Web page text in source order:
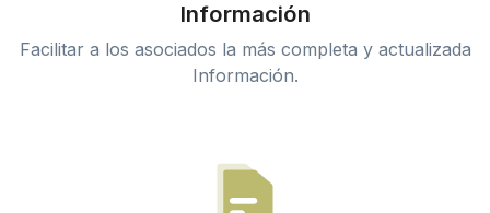
Información
Facilitar a los asociados la más completa y actualizada
Información.